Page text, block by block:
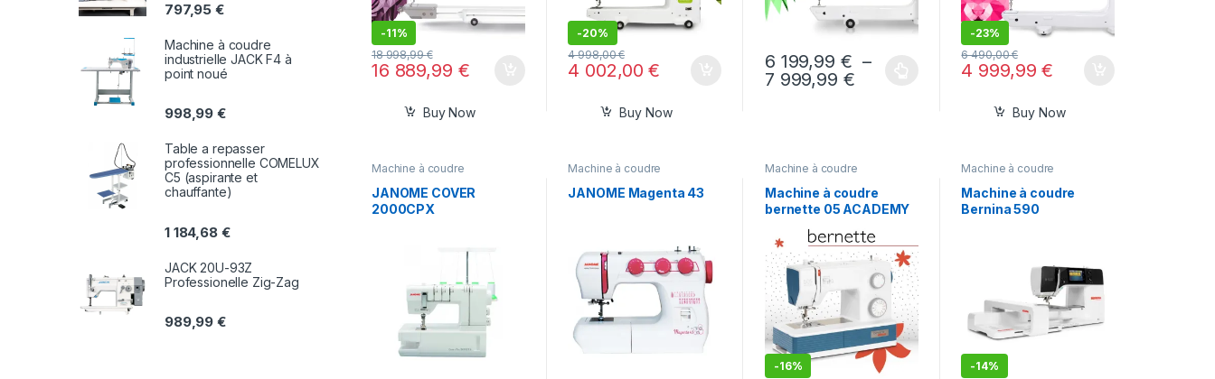
-11%
16 889,99 €
18 998,99€
Buy Now
-20%
4 002,00€
4 998,00€
Buy Now
6 199,99 € –
7 999,99 €
-23%
4 999,99€
6 490,00€
Buy Now
Machine à coudre
JANOME COVER
2000CPX
Machine à coudre
JANOME Magenta 43
Machine à coudre
Machine à coudre
bernette 05 ACADEMY
-16%
Machine à coudre
Machine à coudre
Bernina 590
-14%
797,95€
Machine à coudre
industrielle JACK F4 à
point noué
998,99€
Table a repasser
professionnelle COMELUX
C5 (aspirante et
chauffante)
1 184,68 €
JACK 20U-93Z
Professionelle Zig-Zag
989,99€